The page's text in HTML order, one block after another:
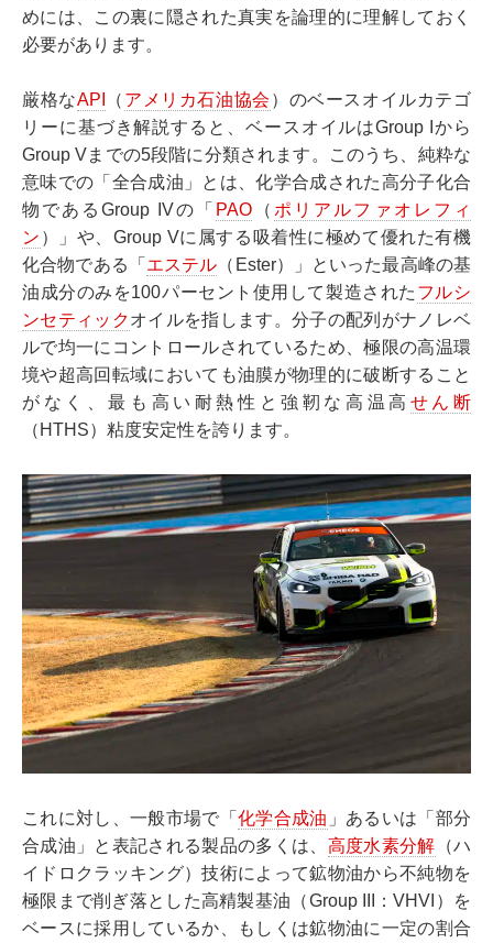
めには、この裏に隠された真実を論理的に理解しておく
必要があります。
厳格なAPI （ アメリカ石油協会 ）のベースオイルカテゴ
リーに基づき解説すると、ベースオイルはGroup Iから
Group Vまでの5段階に分類されます。このうち、純粋な
意味での「全合成油」とは、化学合成された高分子化合
物であるGroup IVの「 PAO（ ポリアルファオレフィ
ン ）」や、Group Vに属する吸着性に極めて優れた有機
化合物である「 エステル （Ester）」といった最高峰の基
油成分のみを100パーセント使用して製造された フルシ
ンセティックオイルを指します。分子の配列がナノレベ
ルで均一にコントロールされているため、極限の高温環
境や超高回転域においても油膜が物理的に破断すること
がなく、最も高い耐熱性と強靭な高温高 せん断
（HTHS）粘度安定性を誇ります。
これに対し、一般市場で「 化学合成油 」あるいは「部分
合成油」と表記される製品の多くは、 高度水素分解 （ハ
イドロクラッキング）技術によって鉱物油から不純物を
極限まで削ぎ落とした高精製基油（Group III：VHVI）を
ベースに採用しているか、もしくは鉱物油に一定の割合